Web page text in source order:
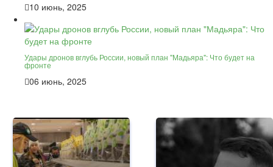
10 июнь, 2025
Удары дронов вглубь России, новый план "Мадьяра": Что будет на
фронте
06 июнь, 2025